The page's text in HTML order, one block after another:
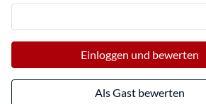
Einloggen und bewerten
Als Gast bewerten